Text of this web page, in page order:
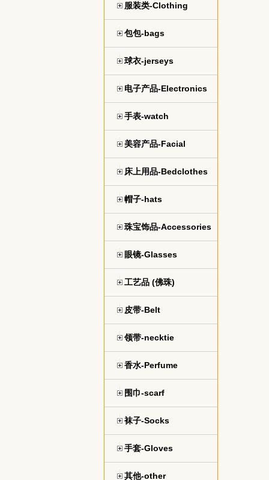
服装类-Clothing
包包-bags
球衣-jerseys
电子产品-Electronics
手表-watch
美容产品-Facial
床上用品-Bedclothes
帽子-hats
珠宝饰品-Accessories
眼镜-Glasses
工艺品 (佛珠)
皮带-Belt
领带-necktie
香水-Perfume
围巾-scarf
袜子-Socks
手套-Gloves
其他-other